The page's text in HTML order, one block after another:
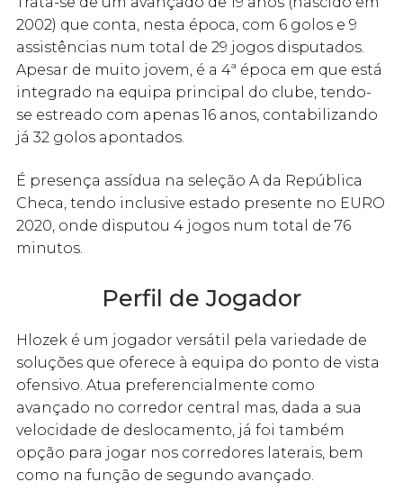
2002) que conta, nesta época, com 6 golos e 9
assistências num total de 29 jogos disputados.
Apesar de muito jovem, é a 4ª época em que está
integrado na equipa principal do clube, tendo-
se estreado com apenas 16 anos, contabilizando
já 32 golos apontados.
É presença assídua na seleção A da República
Checa, tendo inclusive estado presente no EURO
2020, onde disputou 4 jogos num total de 76
minutos.
Perfil de Jogador
Hlozek é um jogador versátil pela variedade de
soluções que oferece à equipa do ponto de vista
ofensivo. Atua preferencialmente como
avançado no corredor central mas, dada a sua
velocidade de deslocamento, já foi também
opção para jogar nos corredores laterais, bem
como na função de segundo avançado.